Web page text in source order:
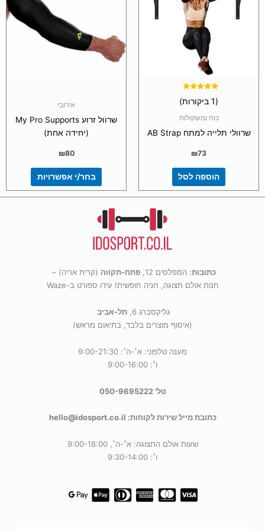
5.00
(1 ביקורות)
כוח ומשקולות
שרוולי תלייה למתח AB Strap
₪73
הוספה לסל
אירובי
שרוול זרוע My Pro Supports
(יחידה אחת)
₪80
בחר/י אפשרויות
סוגים.
לבחור
כתובות: המפלסים 12, פתח-תקווה (קרית אריה) –
חנות אולם תצוגה, חניה חופשית! עידו ספורט ב-Waze
גליקסברג 6,
תל-אביב
(איסוף מוצרים בלבד, בתיאום מראש)
מענה טלפוני: א׳-ה׳: 9:00-21:30
ו׳: 9:00-16:00
טל' 050-9695222
כתובת מייל שירות לקוחות: hello@idosport.co.il
שעות אולם התצוגה: א׳-ה׳, 9:00-18:00
ו׳: 9:30-14:00